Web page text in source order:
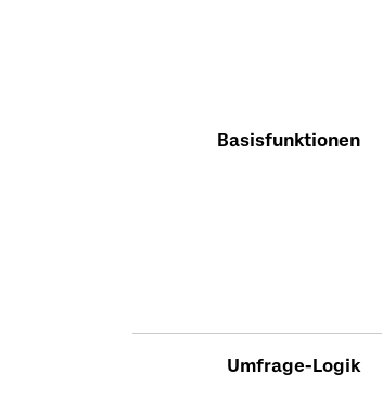
Basisfunktionen
Umfrage-Logik